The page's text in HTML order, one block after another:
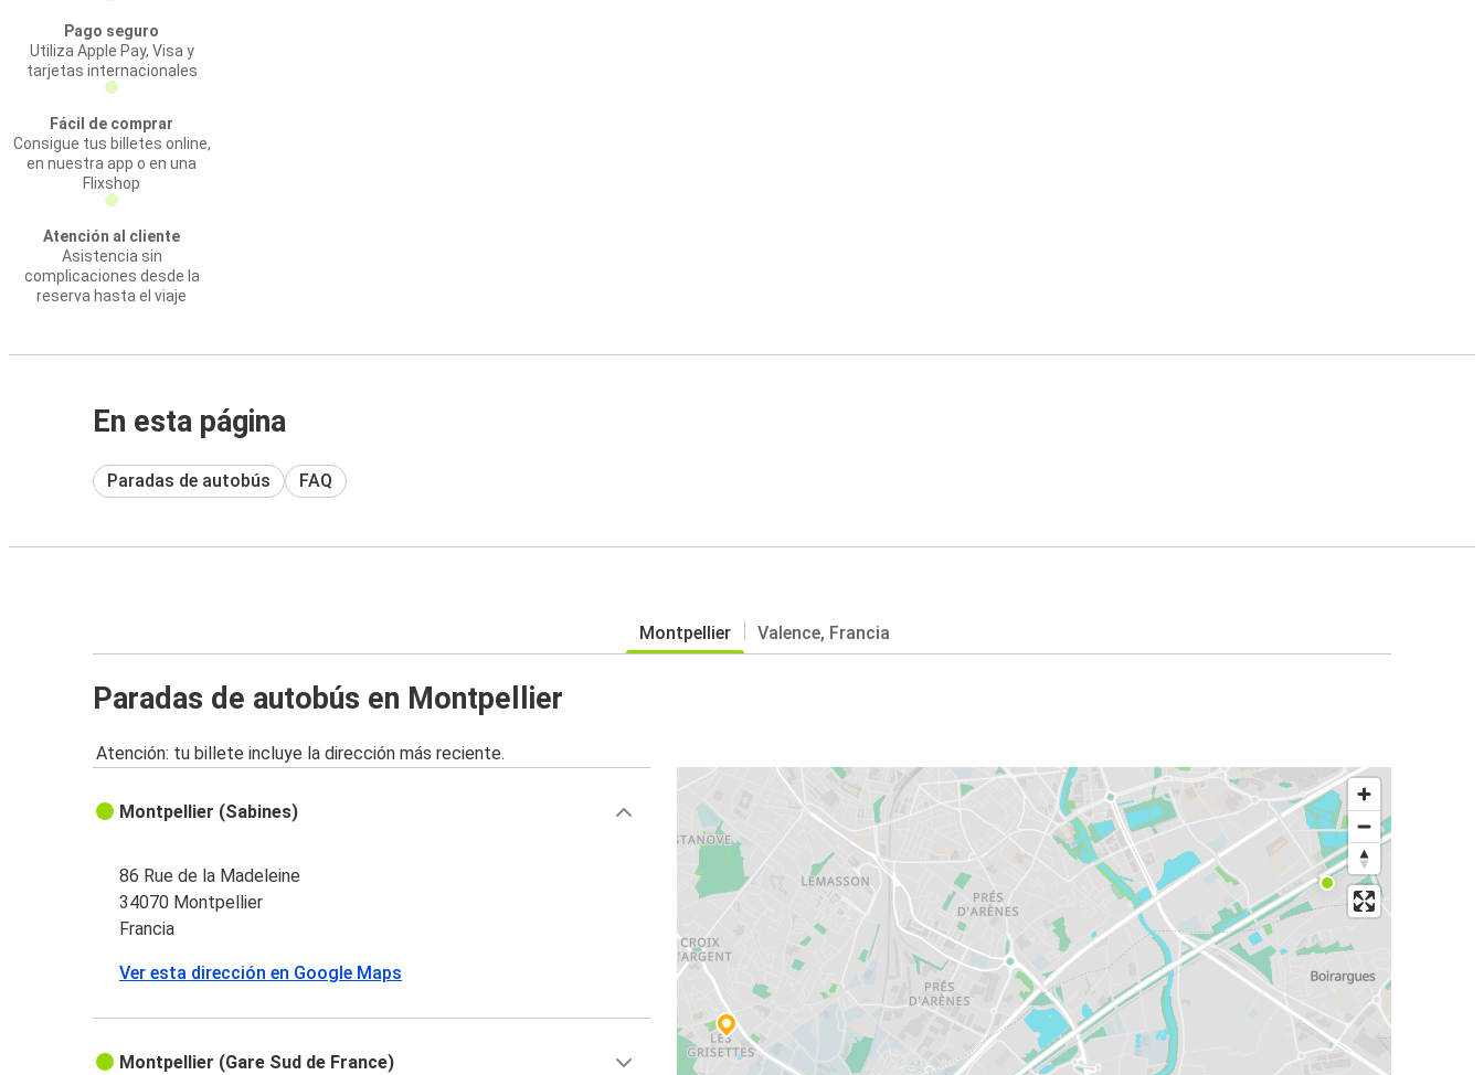
Pago seguro
Utiliza Apple Pay, Visa y
tarjetas internacionales
Fácil de comprar
Consigue tus billetes online,
en nuestra app o en una
Flixshop
Atención al cliente
Asistencia sin
complicaciones desde la
reserva hasta el viaje
En esta página
Paradas de autobús FAQ
Montpellier Valence, Francia
Paradas de autobús en Montpellier
Atención: tu billete incluye la dirección más reciente.
Montpellier (Sabines)
86 Rue de la Madeleine
34070 Montpellier
Francia
Ver esta dirección en Google Maps
Montpellier (Gare Sud de France)